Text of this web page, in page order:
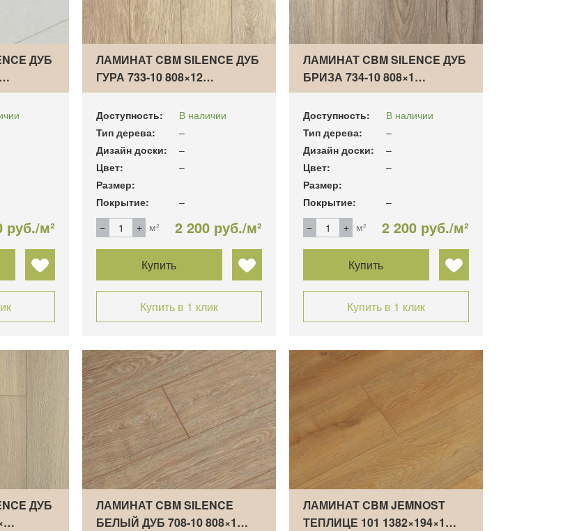
ДУБ
руб./м²
ЛАМИНАТ CBM SILENCE ДУБ
ГУРА 733-10 808×12…
Доступность:
В наличии
Тип дерева:
–
Дизайн доски:
–
Цвет:
–
Размер:
Покрытие:
–
м²
2 200 руб./м²
Купить
Купить в 1 клик
ЛАМИНАТ CBM SILENCE ДУБ
БРИЗА 734-10 808×1…
Доступность:
В наличии
Тип дерева:
–
Дизайн доски:
–
Цвет:
–
Размер:
Покрытие:
–
м²
2 200 руб./м²
Купить
Купить в 1 клик
ДУБ
ЛАМИНАТ CBM SILENCE
БЕЛЫЙ ДУБ 708-10 808×1…
ЛАМИНАТ CBM JEMNOST
ТЕПЛИЦЕ 101 1382×194×1…